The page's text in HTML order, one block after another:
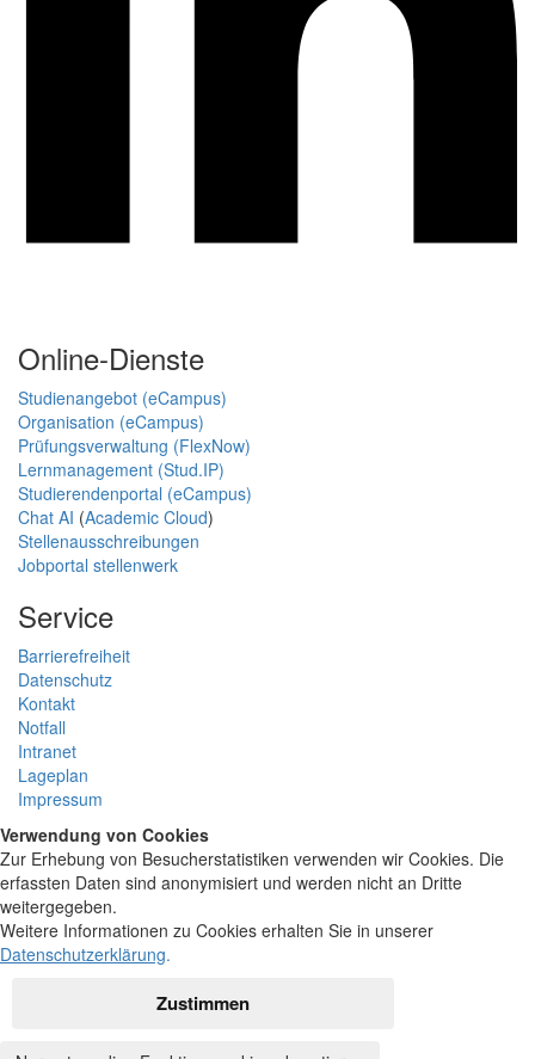
Online-Dienste
Studienangebot (eCampus)
Organisation (eCampus)
Prüfungsverwaltung (FlexNow)
Lernmanagement (Stud.IP)
Studierendenportal (eCampus)
Chat AI (Academic Cloud)
Stellenausschreibungen
Jobportal stellenwerk
Service
Barrierefreiheit
Datenschutz
Kontakt
Notfall
Intranet
Lageplan
Impressum
Verwendung von Cookies
Zur Erhebung von Besucherstatistiken verwenden wir Cookies. Die
erfassten Daten sind anonymisiert und werden nicht an Dritte
weitergegeben.
Weitere Informationen zu Cookies erhalten Sie in unserer
Datenschutzerklärung.
Zustimmen